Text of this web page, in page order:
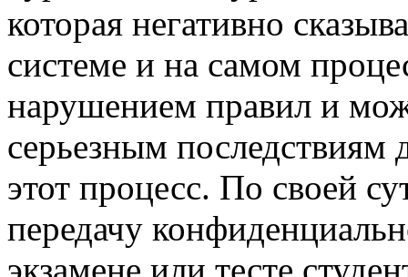
которая негативно
системе и на самом
нарушением правил и
серьезным последствиям
этот процесс. По своей
передачу
экзамене или тесте